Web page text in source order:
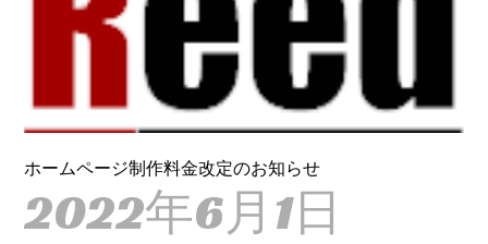
ホームページ制作料金改定のお知らせ
2022年6月1日